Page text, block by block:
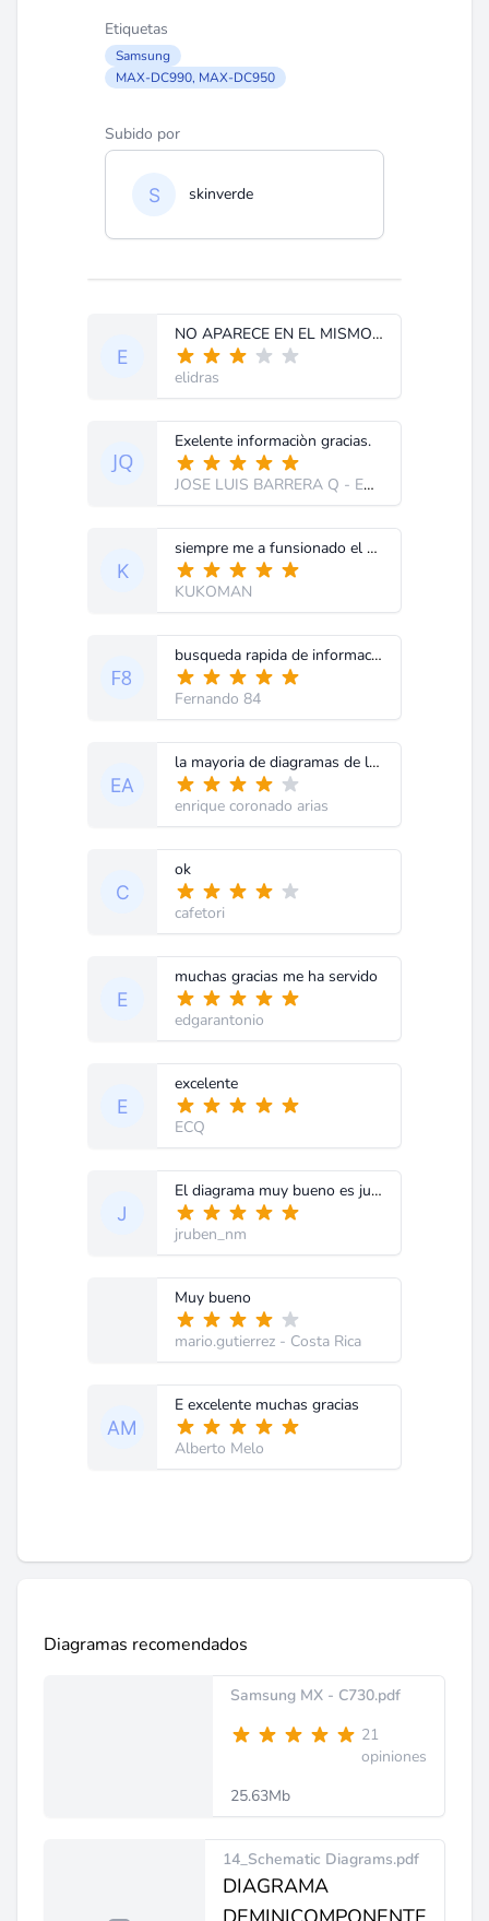
Etiquetas
Samsung
MAX-DC990, MAX-DC950
Subido por
skinverde
NO APARECE EN EL MISMO LA PARTE RELACIONADA CON EL DVD
elidras
Exelente informaciòn gracias.
JOSE LUIS BARRERA Q - ECUADOR
siempre me a funsionado el club en ocasiones hay algunos diagramas que no eh encontrado
KUKOMAN
busqueda rapida de informacion descarga rapida
Fernando 84
la mayoria de diagramas de los que he bajado estan muy bien
enrique coronado arias
ok
cafetori
muchas gracias me ha servido
edgarantonio
excelente
ECQ
El diagrama muy bueno es justo lo que necesitaba. Gracias.
jruben_nm
Muy bueno
mario.gutierrez - Costa Rica
E excelente muchas gracias
Alberto Melo
Diagramas recomendados
Samsung MX - C730.pdf
21
opiniones
25.63Mb
14_Schematic Diagrams.pdf
DIAGRAMA